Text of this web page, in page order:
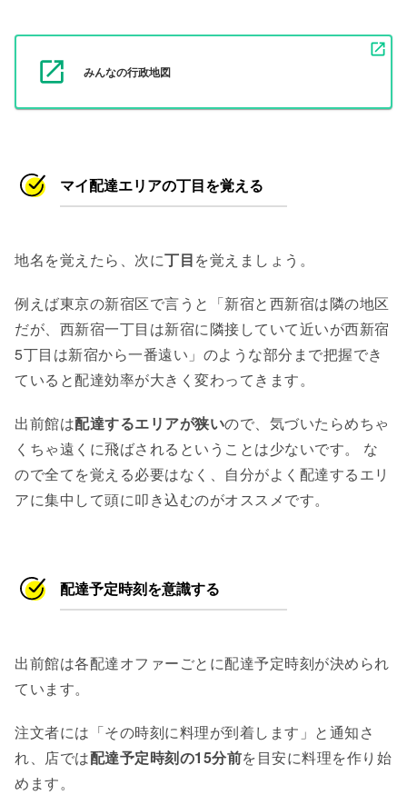
みんなの行政地図
マイ配達エリアの丁目を覚える
地名を覚えたら、次に丁目を覚えましょう。
例えば東京の新宿区で言うと「新宿と西新宿は隣の地区
だが、西新宿一丁目は新宿に隣接していて近いが西新宿
5丁目は新宿から一番遠い」のような部分まで把握でき
ていると配達効率が大きく変わってきます。
出前館は配達するエリアが狭いので、気づいたらめちゃ
くちゃ遠くに飛ばされるということは少ないです。 な
ので全てを覚える必要はなく、自分がよく配達するエリ
アに集中して頭に叩き込むのがオススメです。
配達予定時刻を意識する
出前館は各配達オファーごとに配達予定時刻が決められ
ています。
注文者には「その時刻に料理が到着します」と通知さ
れ、店では配達予定時刻の15分前を目安に料理を作り始
めます。